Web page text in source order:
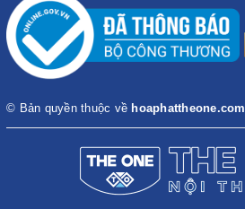
© Bản quyền thuộc về hoaphattheone.com